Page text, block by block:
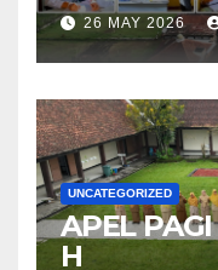
26 MAY 2026
UNCATEGORIZED
APEL
H